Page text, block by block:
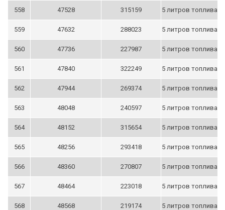
558 47528 315159 5 литров топлива
559 47632 288023 5 литров топлива
560 47736 227987 5 литров топлива
561 47840 322249 5 литров топлива
562 47944 269374 5 литров топлива
563 48048 240597 5 литров топлива
564 48152 315654 5 литров топлива
565 48256 293418 5 литров топлива
566 48360 270807 5 литров топлива
567 48464 223018 5 литров топлива
568 48568 219174 5 литров топлива